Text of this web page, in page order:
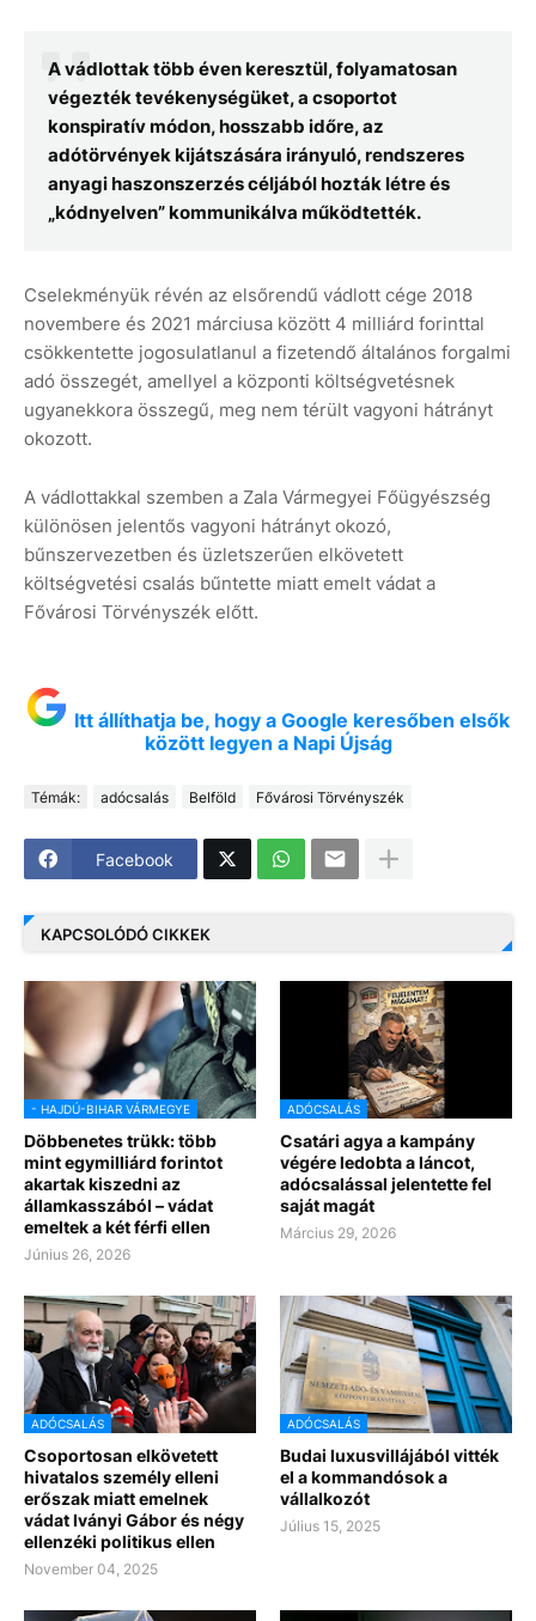
A vádlottak több éven keresztül, folyamatosan
végezték tevékenységüket, a csoportot
konspiratív módon, hosszabb időre, az
adótörvények kijátszására irányuló, rendszeres
anyagi haszonszerzés céljából hozták létre és
„kódnyelven” kommunikálva működtették.
Cselekményük révén az elsőrendű vádlott cége 2018
novembere és 2021 márciusa között 4 milliárd forinttal
csökkentette jogosulatlanul a fizetendő általános forgalmi
adó összegét, amellyel a központi költségvetésnek
ugyanekkora összegű, meg nem térült vagyoni hátrányt
okozott.
A vádlottakkal szemben a Zala Vármegyei Főügyészség
különösen jelentős vagyoni hátrányt okozó,
bűnszervezetben és üzletszerűen elkövetett
költségvetési csalás bűntette miatt emelt vádat a
Fővárosi Törvényszék előtt.
Itt állíthatja be, hogy a Google keresőben elsők
között legyen a Napi Újság
Témák: adócsalás Belföld Fővárosi Törvényszék
Facebook
KAPCSOLÓDÓ CIKKEK
- HAJDÚ-BIHAR VÁRMEGYE
Döbbenetes trükk: több
mint egymilliárd forintot
akartak kiszedni az
államkasszából – vádat
emeltek a két férfi ellen
Június 26, 2026
ADÓCSALÁS
Csatári agya a kampány
végére ledobta a láncot,
adócsalással jelentette fel
saját magát
Március 29, 2026
ADÓCSALÁS
Csoportosan elkövetett
hivatalos személy elleni
erőszak miatt emelnek
vádat Iványi Gábor és négy
ellenzéki politikus ellen
November 04, 2025
ADÓCSALÁS
Budai luxusvillájából vitték
el a kommandósok a
vállalkozót
Július 15, 2025